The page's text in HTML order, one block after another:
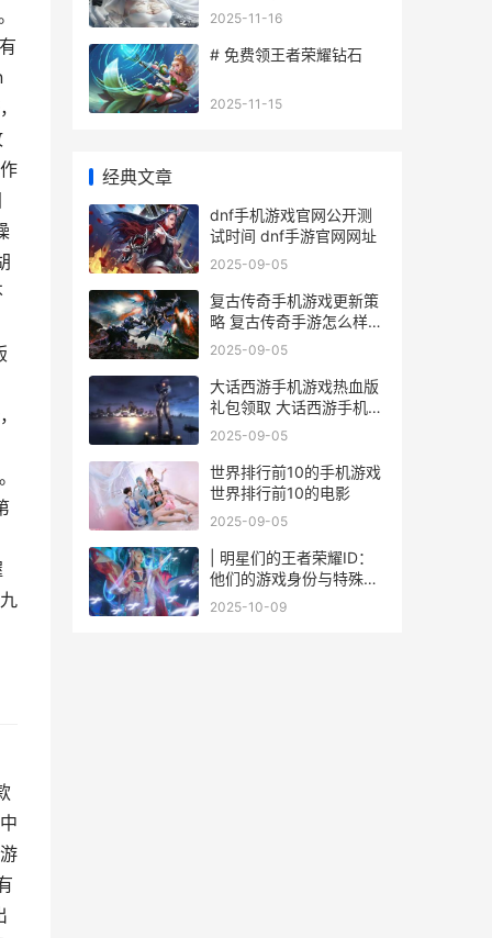
2025-11-16
# 免费领王者荣耀钻石
2025-11-15
经典文章
dnf手机游戏官网公开测
试时间 dnf手游官网网址
2025-09-05
复古传奇手机游戏更新策
略 复古传奇手游怎么样好
玩吗?
2025-09-05
大话西游手机游戏热血版
礼包领取 大话西游手机游
戏赚钱
2025-09-05
世界排行前10的手机游戏
世界排行前10的电影
2025-09-05
| 明星们的王者荣耀ID：
他们的游戏身份与特殊玩
法
2025-10-09